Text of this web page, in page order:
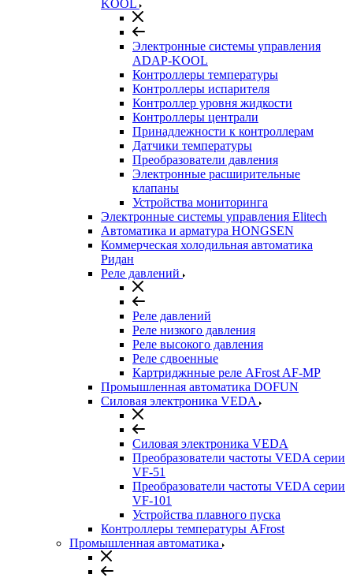
KOOL
Электронные системы управления
ADAP-KOOL
Контроллеры температуры
Контроллеры испарителя
Контроллер уровня жидкости
Контроллеры централи
Принадлежности к контроллерам
Датчики температуры
Преобразователи давления
Электронные расширительные
клапаны
Устройства мониторинга
Электронные системы управления Elitech
Автоматика и арматура HONGSEN
Коммерческая холодильная автоматика
Ридан
Реле давлений
Реле давлений
Реле низкого давления
Реле высокого давления
Реле сдвоенные
Картриджнные реле AFrost AF-MP
Промышленная автоматика DOFUN
Силовая электроника VEDA
Силовая электроника VEDA
Преобразователи частоты VEDA серии
VF-51
Преобразователи частоты VEDA серии
VF-101
Устройства плавного пуска
Контроллеры температуры AFrost
Промышленная автоматика